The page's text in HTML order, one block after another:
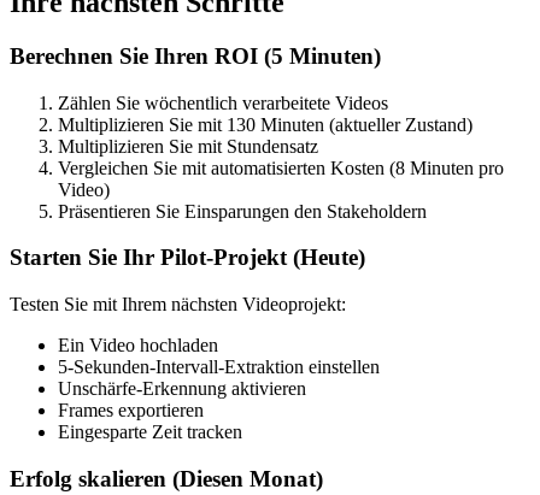
Berechnen Sie Ihren ROI (5 Minuten)
Zählen Sie wöchentlich verarbeitete Videos
Multiplizieren Sie mit 130 Minuten (aktueller Zustand)
Multiplizieren Sie mit Stundensatz
Vergleichen Sie mit automatisierten Kosten (8 Minuten pro
Video)
Präsentieren Sie Einsparungen den Stakeholdern
Starten Sie Ihr Pilot-Projekt (Heute)
Testen Sie mit Ihrem nächsten Videoprojekt:
Ein Video hochladen
5-Sekunden-Intervall-Extraktion einstellen
Unschärfe-Erkennung aktivieren
Frames exportieren
Eingesparte Zeit tracken
Erfolg skalieren (Diesen Monat)